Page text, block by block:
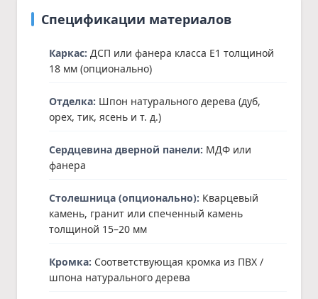
Спецификации материалов
Каркас: ДСП или фанера класса E1 толщиной
18 мм (опционально)
Отделка: Шпон натурального дерева (дуб,
орех, тик, ясень и т. д.)
Сердцевина дверной панели: МДФ или
фанера
Столешница (опционально): Кварцевый
камень, гранит или спеченный камень
толщиной 15–20 мм
Кромка: Соответствующая кромка из ПВХ /
шпона натурального дерева